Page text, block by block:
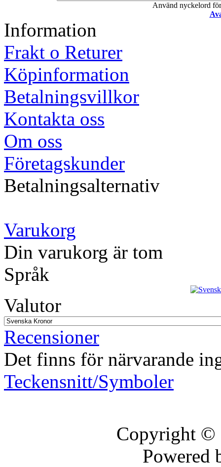
Använd nyckelord
Information
Frakt o Returer
Köpinformation
Betalningsvillkor
Kontakta oss
Om oss
Företagskunder
Betalningsalternativ
Varukorg
Din varukorg är tom
Språk
Valutor
Recensioner
Det finns för närvarande
Teckensnitt/Symboler
Copyright
Powered